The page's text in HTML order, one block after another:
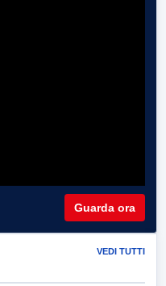
Guarda ora
VEDI TUTTI